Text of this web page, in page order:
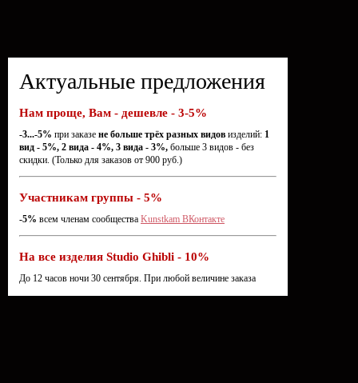
Актуальные предложения
Нам проще, Вам - дешевле - 3-5%
-3...-5% при заказе не больше трёх разных видов изделий: 1
вид - 5%, 2 вида - 4%, 3 вида - 3%, больше 3 видов - без
скидки. (Только для заказов от 900 руб.)
Участникам группы - 5%
-5% всем членам сообщества Kunstkam ВКонтакте
На все изделия Studio Ghibli - 10%
До 12 часов ночи 30 сентября. При любой величине заказа